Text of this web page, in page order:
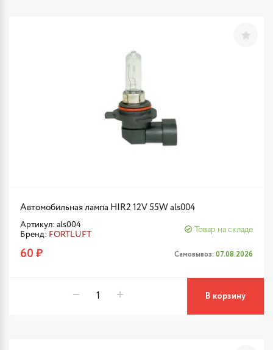
Автомобильная лампа HIR2 12V 55W als004
Артикул: als004
Бренд: FORTLUFT
Товар на складе
60 ₽ Самовывоз: 07.08.2026
В корзину